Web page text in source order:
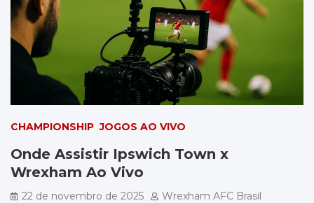
CHAMPIONSHIP JOGOS AO VIVO
Onde Assistir Ipswich Town x
Wrexham Ao Vivo
22 de novembro de 2025 Wrexham AFC Brasil